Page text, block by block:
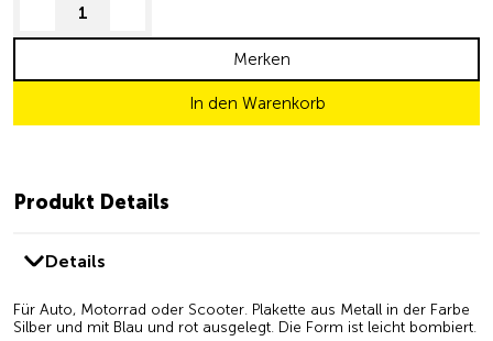
decrease quantity
In den Warenkorb
Merken
Produkt Details
Details
Für Auto, Motorrad oder Scooter. Plakette aus Metall in der Farbe
Silber und mit Blau und rot ausgelegt. Die Form ist leicht bombiert.